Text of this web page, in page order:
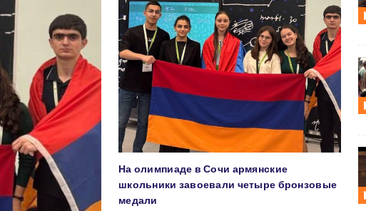
На олимпиаде в Сочи армянские
школьники завоевали четыре бронзовые
медали